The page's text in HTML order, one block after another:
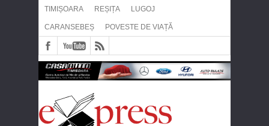
TIMIȘOARA REȘIȚA LUGOJ
CARANSEBEȘ POVESTE DE VIAȚĂ